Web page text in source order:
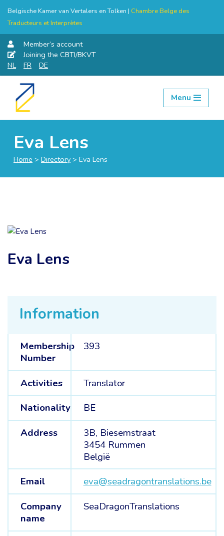
Belgische Kamer van Vertalers en Tolken | Chambre Belge des
Traducteurs et Interprètes
Member’s account
Joining the CBTI/BKVT
NL
FR DE
Skip
Menu
Eva Lens
Home > Directory > Eva Lens
Information
Membership
Number
393
Activities
Translator
Nationality
BE
Address
3B, Biesemstraat
3454 Rummen
België
Email
eva@seadragontranslations.be
Company
name
SeaDragonTranslations
Eva Lens